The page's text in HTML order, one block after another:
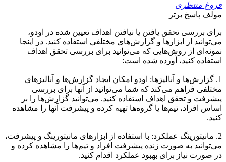
فروغ منتظری
مولف پاسخ برتر
برای بررسی تحقق یافتن یا نیافتن اهداف تعیین شده در اودو،
می‌توانید از ابزارها و گزارش‌های مختلفی استفاده کنید. در اینجا
نمونه‌ای از روش‌هایی که می‌توانید برای بررسی تحقق اهداف
استفاده کنید، آورده شده است:
1. گزارش‌ها و آنالیز‌ها: اودو امکان ایجاد گزارش‌ها و آنالیز‌های
مختلفی فراهم می‌کند که شما می‌توانید از آنها برای بررسی
پیشرفت و تحقق اهداف استفاده کنید. می‌توانید گزارش‌ها را بر
اساس افراد، تیم‌ها یا گروه‌ها تهیه کرده و پیشرفت آنها را مشاهده
کنید.
2. مانیتورینگ عملکرد: با استفاده از ابزارهای مانیتورینگ و پیشرفت،
می‌توانید به صورت زنده پیشرفت افراد و تیم‌ها را مشاهده کرده و
در صورت نیاز برای بهبود عملکرد اقدام کنید.